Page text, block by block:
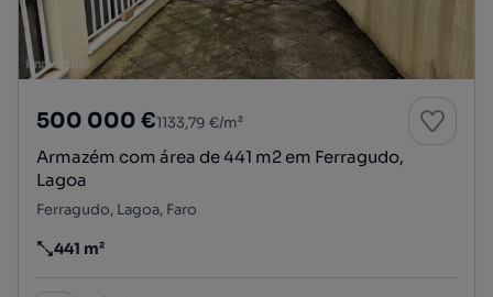
500 000 €1133,79 €/m²
Armazém com área de 441 m2 em Ferragudo,
Lagoa
Ferragudo, Lagoa, Faro
Preço por metro quadrado
441 m²